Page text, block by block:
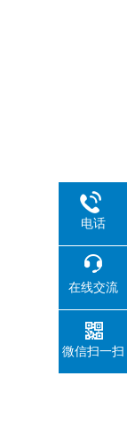
电话
在线交流
微信扫一扫